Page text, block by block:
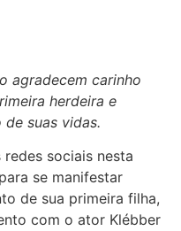
agradecem carinho
herdeira e
suas vidas.
sociais nesta
se manifestar
de sua primeira filha,
com o ator Klébber